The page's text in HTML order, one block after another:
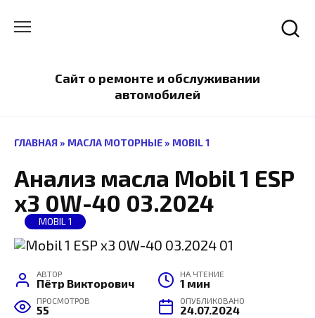
содержанию
Сайт о ремонте и обслуживании
автомобилей
ГЛАВНАЯ » МАСЛА МОТОРНЫЕ » MOBIL 1
Анализ масла Mobil 1 ESP
x3 0W-40 03.2024
MOBIL 1
АВТОР
Пётр Викторович
НА ЧТЕНИЕ
1 мин
ПРОСМОТРОВ
55
ОПУБЛИКОВАНО
24.07.2024